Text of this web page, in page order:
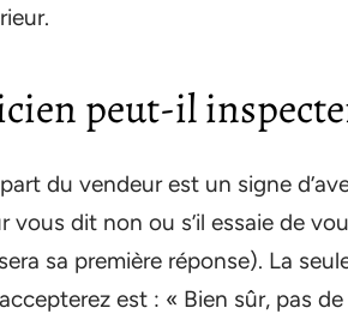
peut-il
du vendeur est un signe
vous dit non ou s’il essaie de
sa première réponse). La
est : « Bien sûr, pas de